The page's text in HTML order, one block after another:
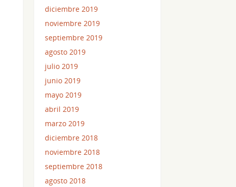
diciembre 2019
noviembre 2019
septiembre 2019
agosto 2019
julio 2019
junio 2019
mayo 2019
abril 2019
marzo 2019
diciembre 2018
noviembre 2018
septiembre 2018
agosto 2018